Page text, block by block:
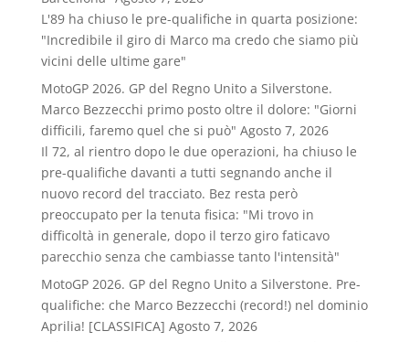
L'89 ha chiuso le pre-qualifiche in quarta posizione:
"Incredibile il giro di Marco ma credo che siamo più
vicini delle ultime gare"
MotoGP 2026. GP del Regno Unito a Silverstone.
Marco Bezzecchi primo posto oltre il dolore: "Giorni
difficili, faremo quel che si può" Agosto 7, 2026
Il 72, al rientro dopo le due operazioni, ha chiuso le
pre-qualifiche davanti a tutti segnando anche il
nuovo record del tracciato. Bez resta però
preoccupato per la tenuta fisica: "Mi trovo in
difficoltà in generale, dopo il terzo giro faticavo
parecchio senza che cambiasse tanto l'intensità"
MotoGP 2026. GP del Regno Unito a Silverstone. Pre-
qualifiche: che Marco Bezzecchi (record!) nel dominio
Aprilia! [CLASSIFICA] Agosto 7, 2026